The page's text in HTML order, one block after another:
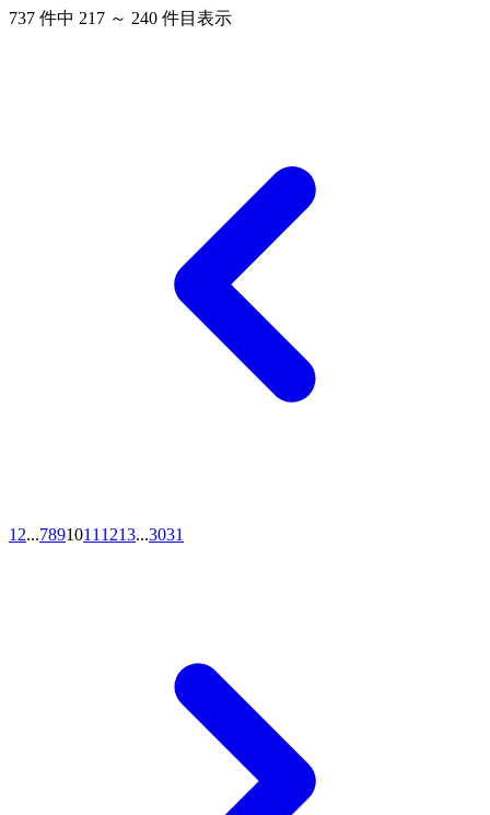
737 件中 217 ～ 240 件目表示
12...78910111213...3031